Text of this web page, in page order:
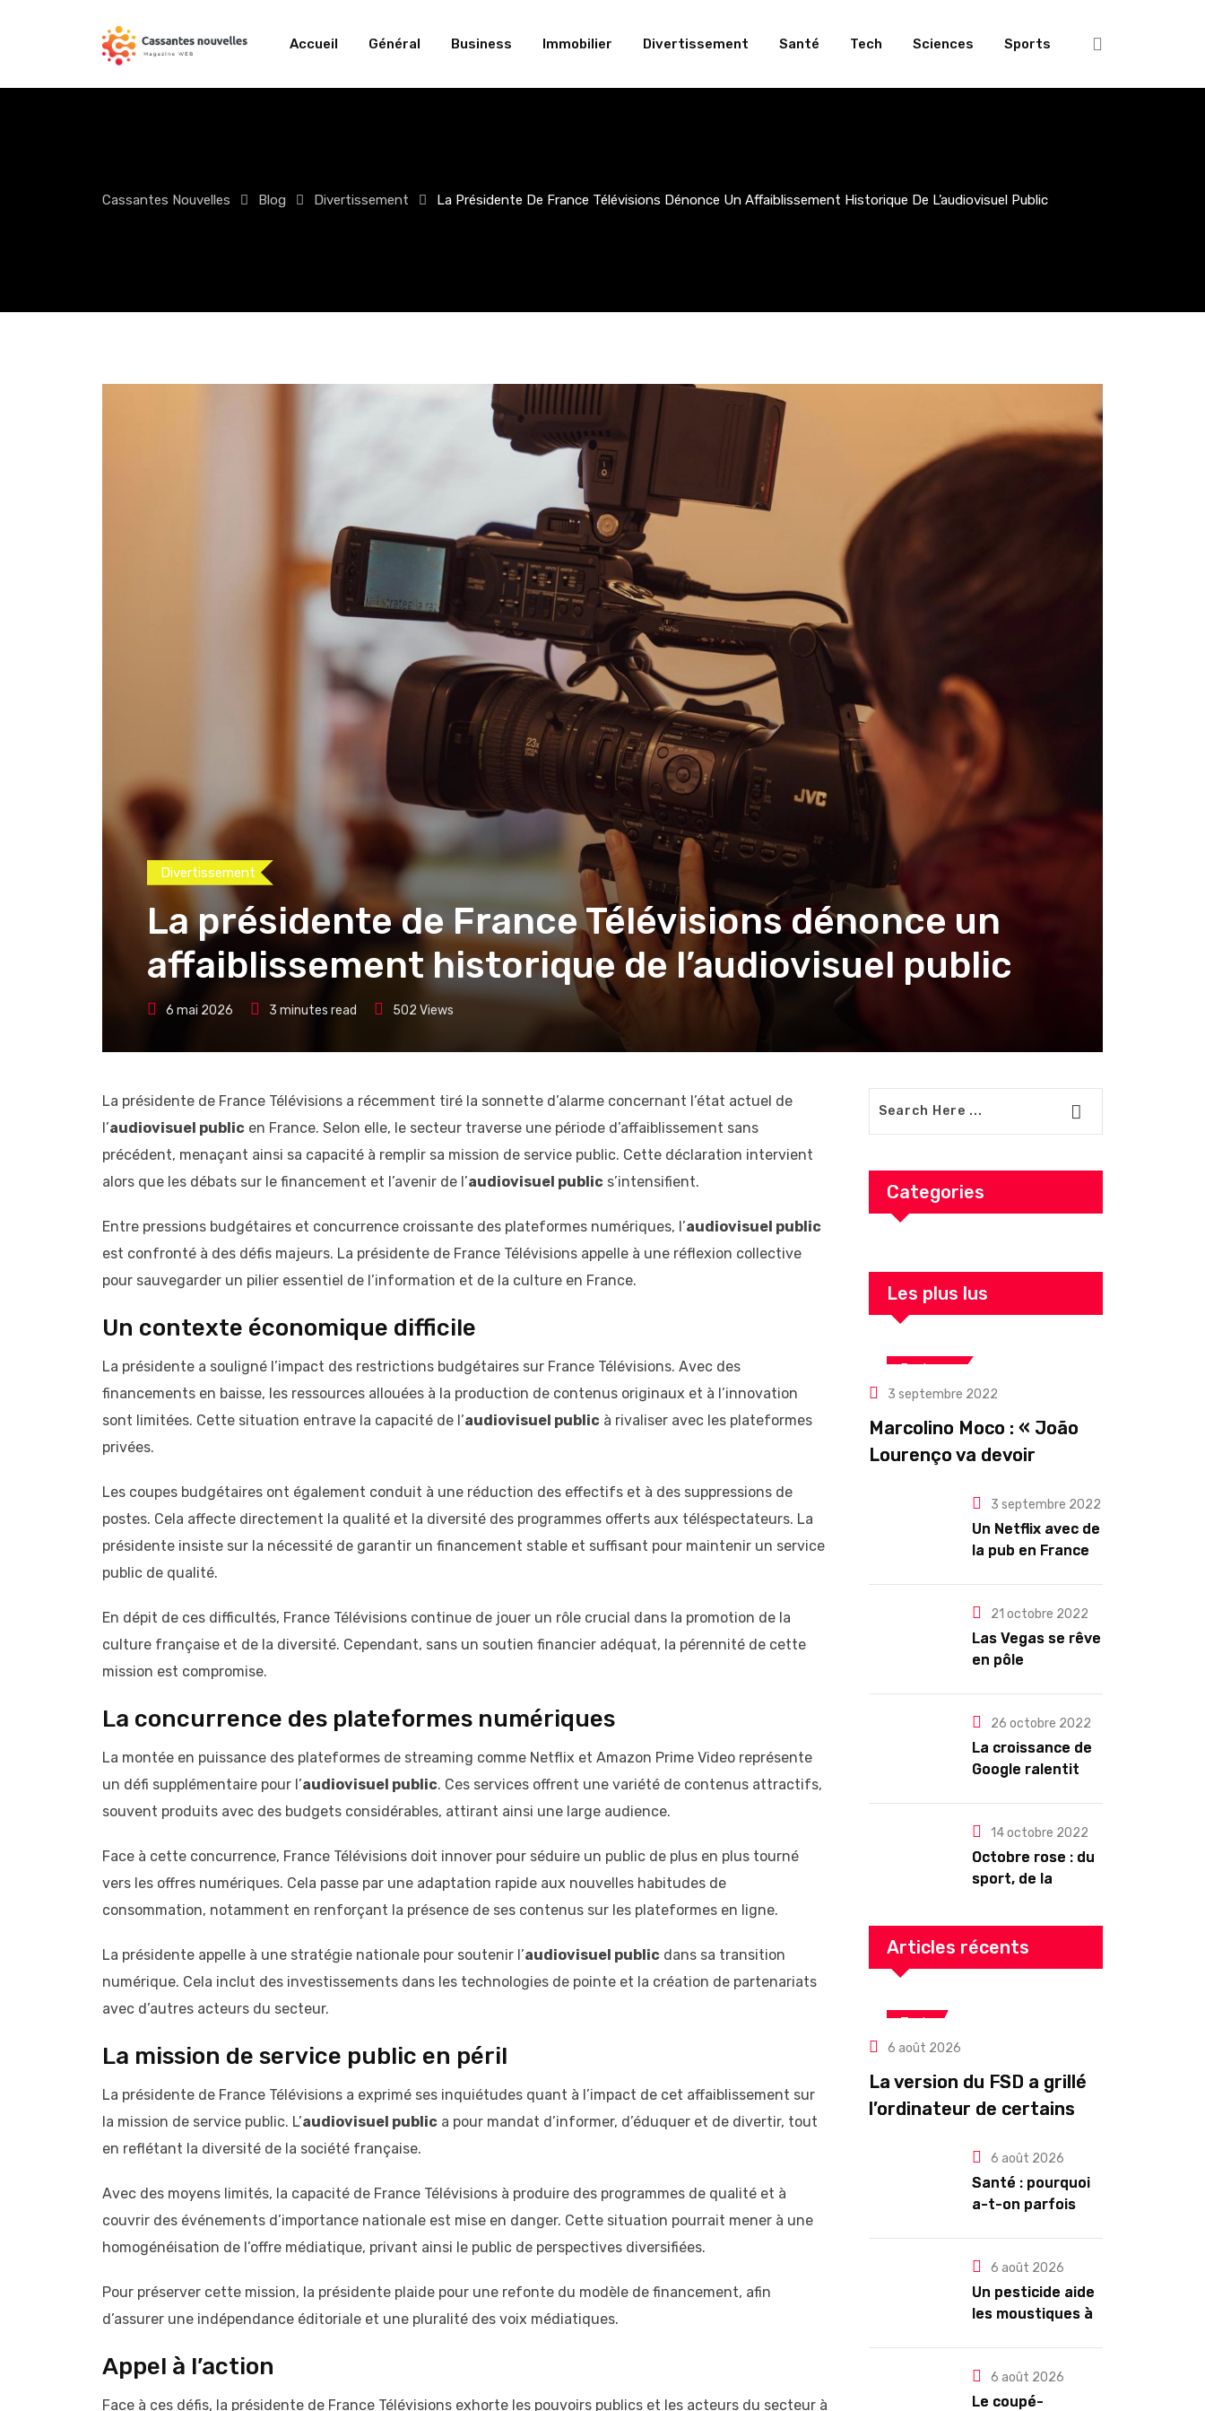
Accueil Général Business Immobilier Divertissement Santé Tech Sciences Sports
Cassantes Nouvelles Blog Divertissement La Présidente De France Télévisions Dénonce Un Affaiblissement Historique De L’audiovisuel Public
Divertissement
La présidente de France Télévisions dénonce un
affaiblissement historique de l’audiovisuel public
6 mai 2026 3 minutes read 502 Views
La présidente de France Télévisions a récemment tiré la sonnette d’alarme concernant l’état actuel de
l’audiovisuel public en France. Selon elle, le secteur traverse une période d’affaiblissement sans
précédent, menaçant ainsi sa capacité à remplir sa mission de service public. Cette déclaration intervient
alors que les débats sur le financement et l’avenir de l’audiovisuel public s’intensifient.
Entre pressions budgétaires et concurrence croissante des plateformes numériques, l’audiovisuel public
est confronté à des défis majeurs. La présidente de France Télévisions appelle à une réflexion collective
pour sauvegarder un pilier essentiel de l’information et de la culture en France.
Un contexte économique difficile
La présidente a souligné l’impact des restrictions budgétaires sur France Télévisions. Avec des
financements en baisse, les ressources allouées à la production de contenus originaux et à l’innovation
sont limitées. Cette situation entrave la capacité de l’audiovisuel public à rivaliser avec les plateformes
privées.
Les coupes budgétaires ont également conduit à une réduction des effectifs et à des suppressions de
postes. Cela affecte directement la qualité et la diversité des programmes offerts aux téléspectateurs. La
présidente insiste sur la nécessité de garantir un financement stable et suffisant pour maintenir un service
public de qualité.
En dépit de ces difficultés, France Télévisions continue de jouer un rôle crucial dans la promotion de la
culture française et de la diversité. Cependant, sans un soutien financier adéquat, la pérennité de cette
mission est compromise.
La concurrence des plateformes numériques
La montée en puissance des plateformes de streaming comme Netflix et Amazon Prime Video représente
un défi supplémentaire pour l’audiovisuel public. Ces services offrent une variété de contenus attractifs,
souvent produits avec des budgets considérables, attirant ainsi une large audience.
Face à cette concurrence, France Télévisions doit innover pour séduire un public de plus en plus tourné
vers les offres numériques. Cela passe par une adaptation rapide aux nouvelles habitudes de
consommation, notamment en renforçant la présence de ses contenus sur les plateformes en ligne.
La présidente appelle à une stratégie nationale pour soutenir l’audiovisuel public dans sa transition
numérique. Cela inclut des investissements dans les technologies de pointe et la création de partenariats
avec d’autres acteurs du secteur.
La mission de service public en péril
La présidente de France Télévisions a exprimé ses inquiétudes quant à l’impact de cet affaiblissement sur
la mission de service public. L’audiovisuel public a pour mandat d’informer, d’éduquer et de divertir, tout
en reflétant la diversité de la société française.
Avec des moyens limités, la capacité de France Télévisions à produire des programmes de qualité et à
couvrir des événements d’importance nationale est mise en danger. Cette situation pourrait mener à une
homogénéisation de l’offre médiatique, privant ainsi le public de perspectives diversifiées.
Pour préserver cette mission, la présidente plaide pour une refonte du modèle de financement, afin
d’assurer une indépendance éditoriale et une pluralité des voix médiatiques.
Appel à l’action
Face à ces défis, la présidente de France Télévisions exhorte les pouvoirs publics et les acteurs du secteur à
Categories
Les plus lus
Business
3 septembre 2022
Marcolino Moco : « João
Lourenço va devoir
illégitimité visible »3 septembre 2022
Un Netflix avec de
la pub en France
pour les abonnés
?
21 octobre 2022
Las Vegas se rêve
en pôle
26 octobre 2022
La croissance de
Google ralentit
14 octobre 2022
Octobre rose : du
sport, de la
programme riche
Articles récents
Tech
6 août 2026
La version du FSD a grillé
l’ordinateur de certains
6 août 2026
Santé : pourquoi
a-t-on parfois
dormant ?
6 août 2026
Un pesticide aide
les moustiques à
6 août 2026
Le coupé-